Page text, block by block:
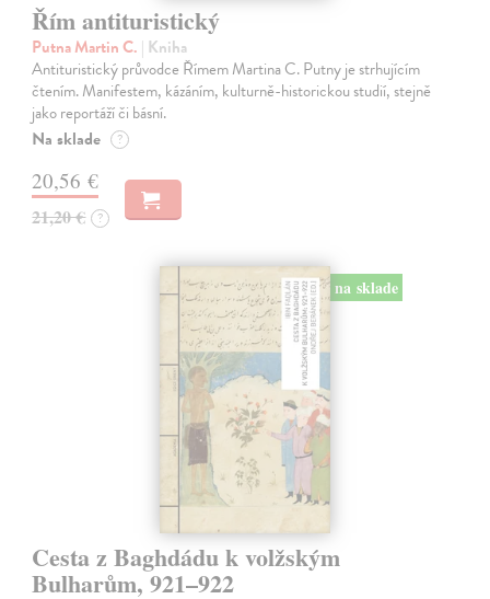
Řím antituristický
Putna Martin C. | Kniha
Antituristický průvodce Římem Martina C. Putny je strhujícím
čtením. Manifestem, kázáním, kulturně-historickou studií, stejně
jako reportáží či básní.
Na sklade ?
20,56 €
21,20 € ?
na sklade
Cesta z Baghdádu k volžským
Bulharům, 921–922